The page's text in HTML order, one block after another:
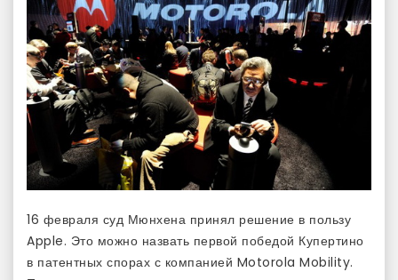
16 февраля суд Мюнхена принял решение в пользу
Apple. Это можно назвать первой победой Купертино
в патентных спорах с компанией Motorola Mobility.